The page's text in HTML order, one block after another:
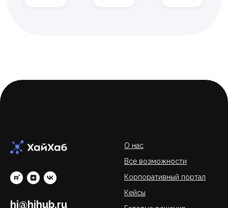
hi@hihub.ru
О нас
Все возможности
Корпоративный портал
Кейсы